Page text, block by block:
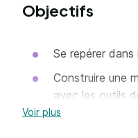
Objectifs
Se repérer
Construire une
avec les outils
Manipuler la
Voir plus